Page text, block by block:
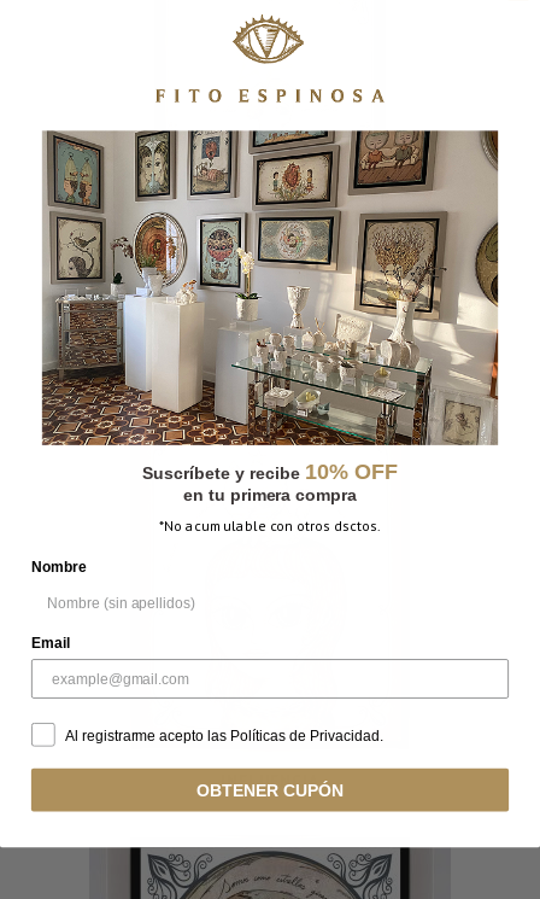
CON ESTRELLA
INFLUENCIA
Suscríbete y recibe 10% OFF
en tu primera compra
*No acumulable con otros dsctos.
Nombre
Email
Al registrarme acepto las Políticas de Privacidad.
OBTENER CUPÓN